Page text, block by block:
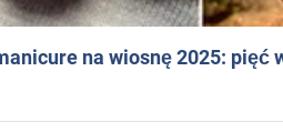
na wiosnę 2025: pięć